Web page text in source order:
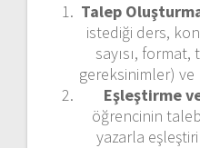
Talep
istediği ders,
sayısı,
gereksinimler)
Eşleştirme
öğrencinin
yazarla